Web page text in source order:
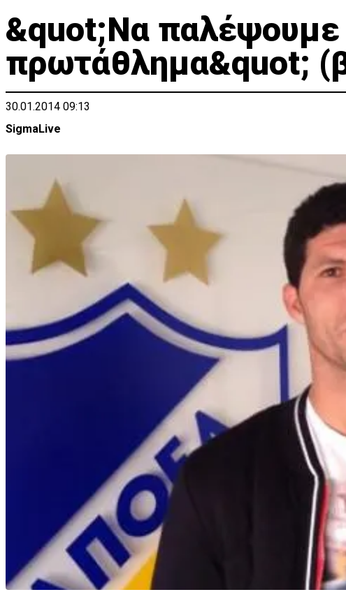
&quot;Να παλέψουμε
πρωτάθλημα&quot;
30.01.2014 09:13
SigmaLive